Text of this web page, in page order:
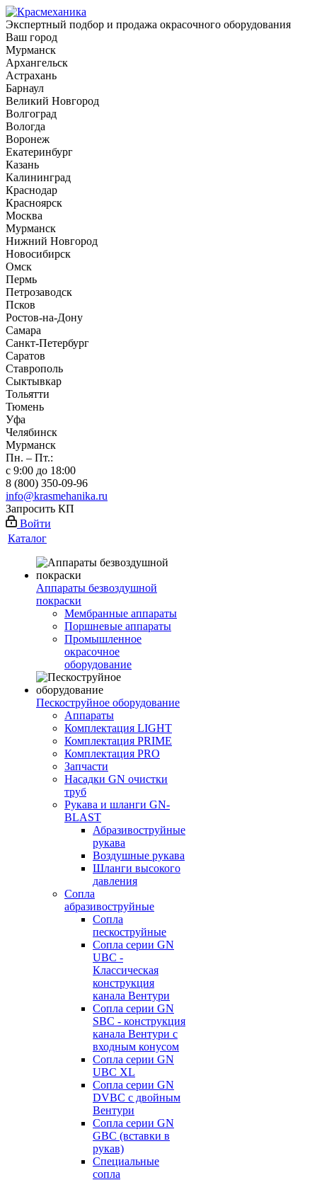
Экспертный подбор и продажа окрасочного оборудования
Ваш город
Мурманск
Архангельск
Астрахань
Барнаул
Великий Новгород
Волгоград
Вологда
Воронеж
Екатеринбург
Казань
Калининград
Краснодар
Красноярск
Москва
Мурманск
Нижний Новгород
Новосибирск
Омск
Пермь
Петрозаводск
Псков
Ростов-на-Дону
Самара
Санкт-Петербург
Саратов
Ставрополь
Сыктывкар
Тольятти
Тюмень
Уфа
Челябинск
Мурманск
Пн. – Пт.:
с 9:00 до 18:00
8 (800) 350-09-96
info@krasmehanika.ru
Запросить КП
Войти
Каталог
Аппараты безвоздушной
покраски
Мембранные аппараты
Поршневые аппараты
Промышленное
окрасочное
оборудование
Пескоструйное оборудование
Аппараты
Комплектация LIGHT
Комплектация PRIME
Комплектация PRO
Запчасти
Насадки GN очистки
труб
Рукава и шланги GN-
BLAST
Абразивоструйные
рукава
Воздушные рукава
Шланги высокого
давления
Сопла
абразивоструйные
Сопла
пескоструйные
Сопла серии GN
UBC -
Классическая
конструкция
канала Вентури
Сопла серии GN
SBC - конструкция
канала Вентури c
входным конусом
Сопла серии GN
UBC XL
Сопла серии GN
DVBC с двойным
Вентури
Сопла серии GN
GBC (вставки в
рукав)
Специальные
сопла